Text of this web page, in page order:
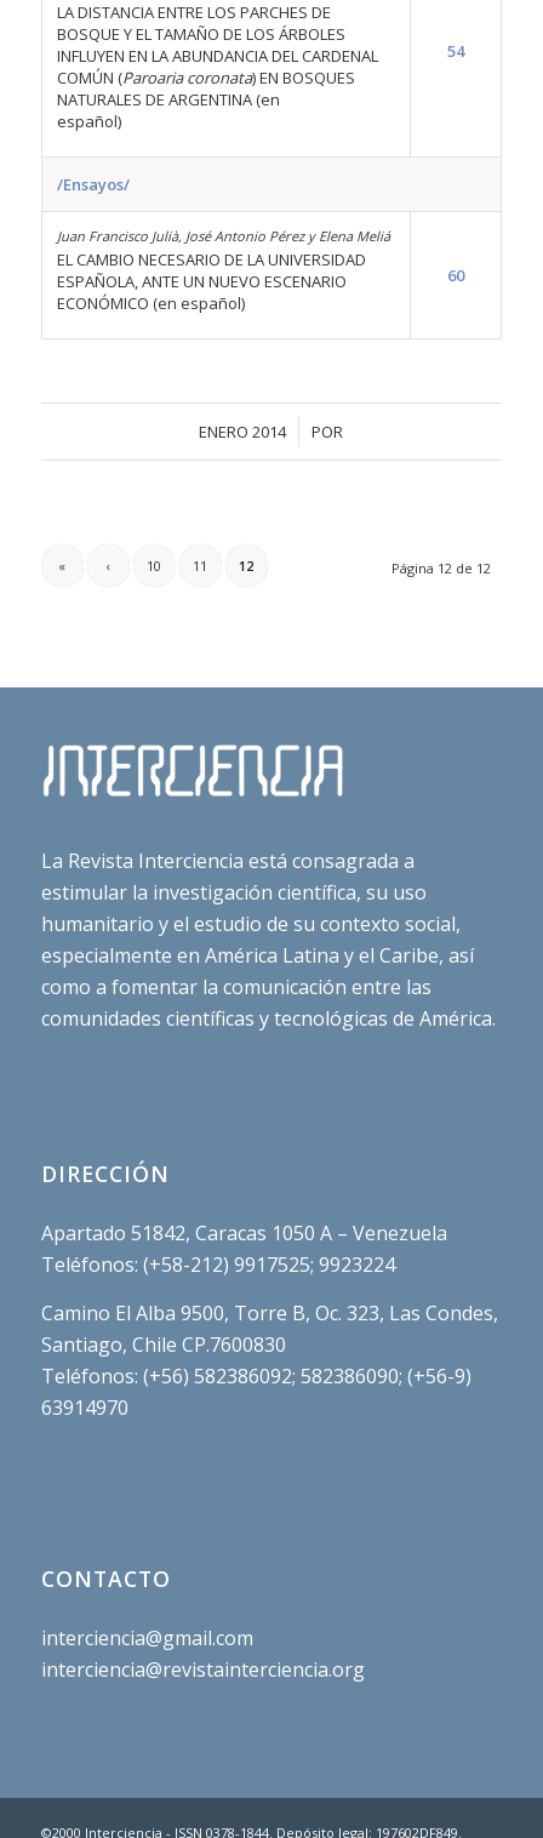
LA DISTANCIA ENTRE LOS PARCHES DE
BOSQUE Y EL TAMAÑO DE LOS ÁRBOLES
INFLUYEN EN LA ABUNDANCIA DEL CARDENAL
COMÚN (Paroaria coronata) EN BOSQUES
NATURALES DE ARGENTINA (en
español)
54
/Ensayos/
Juan Francisco Julià, José Antonio Pérez y Elena Meliá
EL CAMBIO NECESARIO DE LA UNIVERSIDAD
ESPAÑOLA, ANTE UN NUEVO ESCENARIO
ECONÓMICO (en español)
60
ENERO 2014
/ POR
Página 12 de 12
« ‹ 10 11 12
La Revista Interciencia está consagrada a
estimular la investigación científica, su uso
humanitario y el estudio de su contexto social,
especialmente en América Latina y el Caribe, así
como a fomentar la comunicación entre las
comunidades científicas y tecnológicas de América.
DIRECCIÓN
Apartado 51842, Caracas 1050 A – Venezuela
Teléfonos: (+58-212) 9917525; 9923224
Camino El Alba 9500, Torre B, Oc. 323, Las Condes,
Santiago, Chile CP.7600830
Teléfonos: (+56) 582386092; 582386090; (+56-9)
63914970
CONTACTO
interciencia@gmail.com
interciencia@revistainterciencia.org
©2000 Interciencia - ISSN 0378-1844. Depósito legal: 197602DF849.